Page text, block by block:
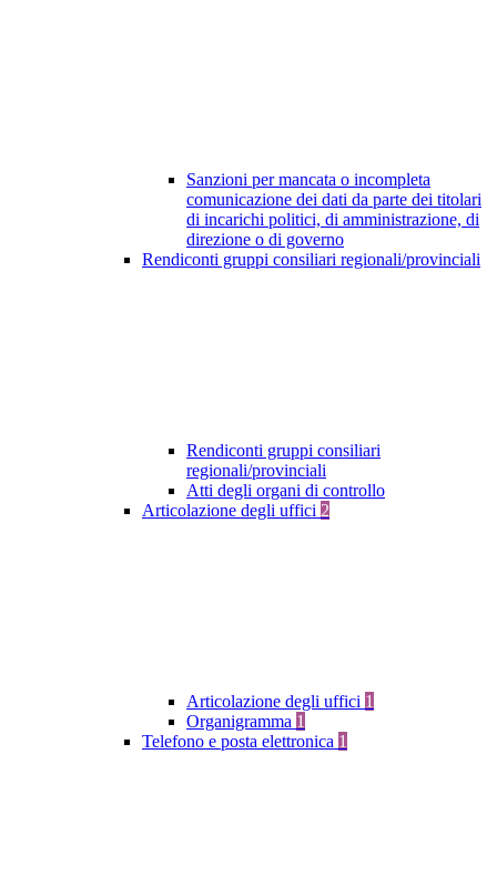
Sanzioni per mancata o incompleta
comunicazione dei dati da parte dei titolari
di incarichi politici, di amministrazione, di
direzione o di governo
Rendiconti gruppi consiliari regionali/provinciali
Rendiconti gruppi consiliari
regionali/provinciali
Atti degli organi di controllo
Articolazione degli uffici 2
Articolazione degli uffici 1
Organigramma 1
Telefono e posta elettronica 1